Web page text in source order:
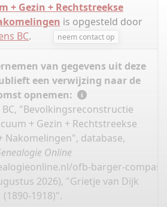
+ Gezin + Rechtstreekse
is opgesteld door
BC. neem contact op
van gegevens uit deze
een verwijzing naar de
opnemen:
BC, "Bevolkingsreconstructie
+ Gezin + Rechtstreekse
Nakomelingen", database,
Online
ofb-barger-
2026), "Grietje van Dijk
(1890-1918)".